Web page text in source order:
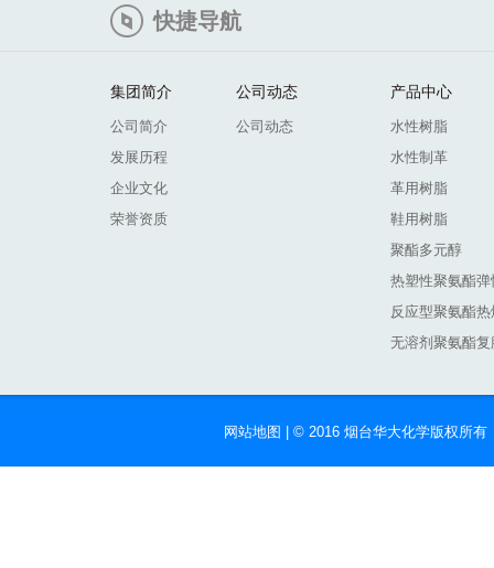
快捷导航
集团简介
公司简介
发展历程
企业文化
荣誉资质
公司动态
公司动态
产品中心
水性树脂
水性制革
革用树脂
鞋用树脂
聚酯多元醇
热塑性聚氨酯弹
反应型聚氨酯热
无溶剂聚氨酯复
网站地图 | © 2016 烟台华大化学版权所